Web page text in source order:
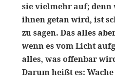
sie vielmehr auf; denn
ihnen getan wird, ist
zu sagen. Das alles
wenn es vom Licht
alles, was offenbar
Darum heißt es: